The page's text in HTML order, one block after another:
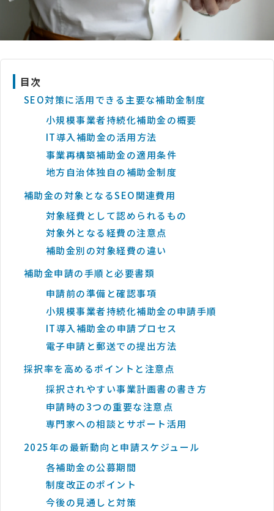
目次
SEO対策に活用できる主要な補助金制度
小規模事業者持続化補助金の概要
IT導入補助金の活用方法
事業再構築補助金の適用条件
地方自治体独自の補助金制度
補助金の対象となるSEO関連費用
対象経費として認められるもの
対象外となる経費の注意点
補助金別の対象経費の違い
補助金申請の手順と必要書類
申請前の準備と確認事項
小規模事業者持続化補助金の申請手順
IT導入補助金の申請プロセス
電子申請と郵送での提出方法
採択率を高めるポイントと注意点
採択されやすい事業計画書の書き方
申請時の3つの重要な注意点
専門家への相談とサポート活用
2025年の最新動向と申請スケジュール
各補助金の公募期間
制度改正のポイント
今後の見通しと対策